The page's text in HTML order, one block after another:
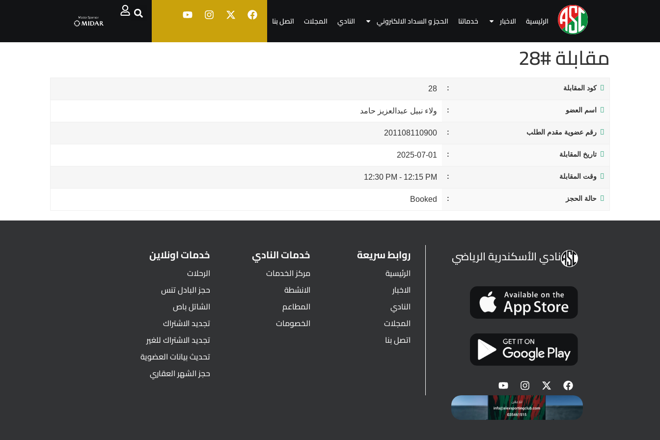
الرئيسية الاخبار خدماتنا الحجز و السداد الالكتروني النادي المجلات اتصل بنا
مقابلة #28
كود المقابلة 28
اسم العضو ولاء نبيل عبدالعزيز حامد
رقم عضوية مقدم الطلب 201108110900
تاريخ المقابلة 2025-07-01
وقت المقابلة 12:15 PM
-
12:30 PM
حالة الحجز Booked
نادي الأسكندرية الرياضي روابط سريعة
الرئيسية
الاخبار
النادي
المجلات
اتصل بنا
خدمات النادي
مركز الخدمات
الانشطة
المطاعم
الخصومات
خدمات اونلاين
الرحلات
حجز البادل تنس
الشاتل باص
تجديد الاشتراك
تجديد الاشتراك للغير
تحديث بيانات العضوية
حجز الشهر العقاري